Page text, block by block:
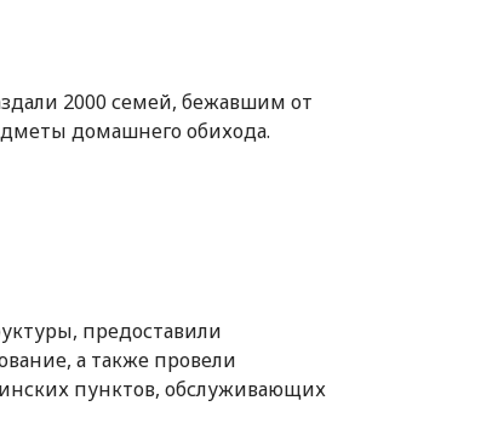
2000 семей, бежавшим от
домашнего обихода.
предоставили
а также провели
пунктов, обслуживающих